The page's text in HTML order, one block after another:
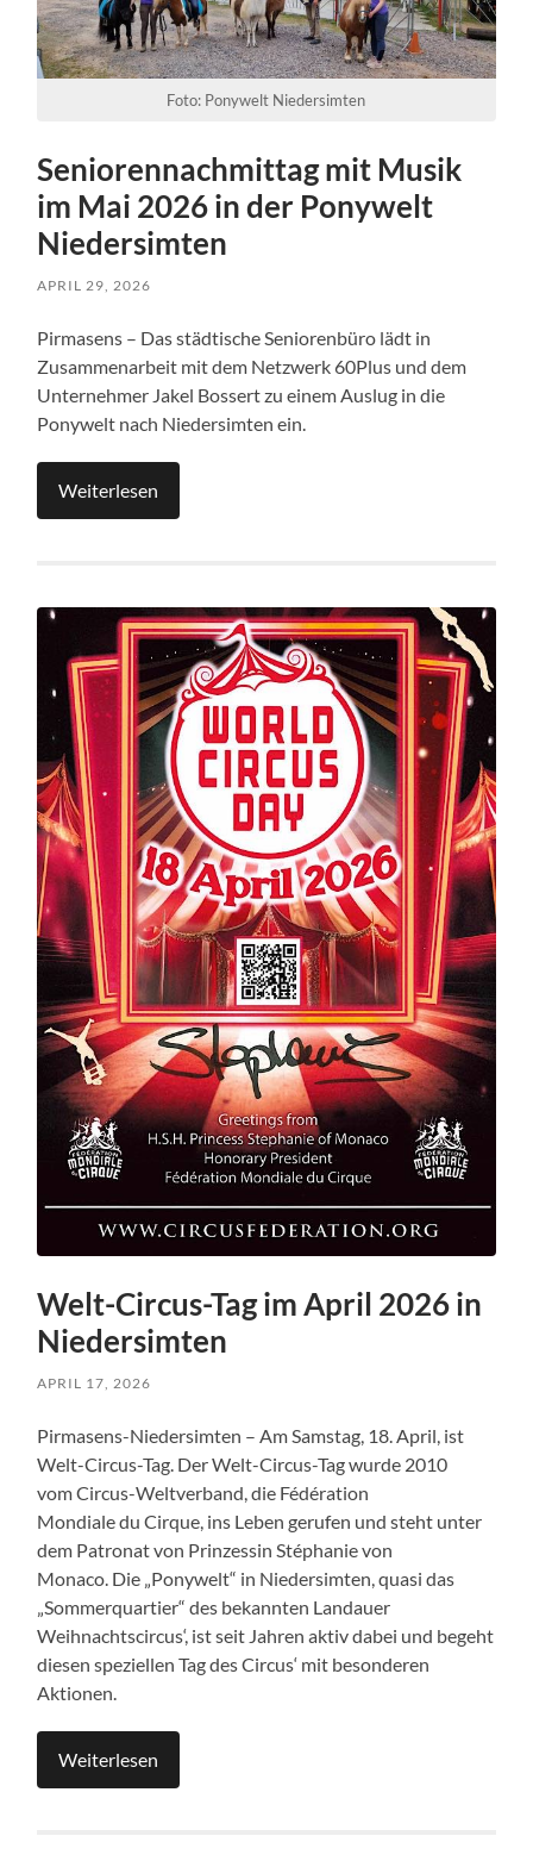
Foto: Ponywelt Niedersimten
Seniorennachmittag mit Musik
im Mai 2026 in der Ponywelt
Niedersimten
APRIL 29, 2026
Pirmasens – Das städtische Seniorenbüro lädt in
Zusammenarbeit mit dem Netzwerk 60Plus und dem
Unternehmer Jakel Bossert zu einem Auslug in die
Ponywelt nach Niedersimten ein.
Weiterlesen
Welt-Circus-Tag im April 2026 in
Niedersimten
APRIL 17, 2026
Pirmasens-Niedersimten – Am Samstag, 18. April, ist
Welt-Circus-Tag. Der Welt-Circus-Tag wurde 2010
vom Circus-Weltverband, die Fédération
Mondiale du Cirque, ins Leben gerufen und steht unter
dem Patronat von Prinzessin Stéphanie von
Monaco. Die „Ponywelt“ in Niedersimten, quasi das
„Sommerquartier“ des bekannten Landauer
Weihnachtscircus‘, ist seit Jahren aktiv dabei und begeht
diesen speziellen Tag des Circus‘ mit besonderen
Aktionen.
Weiterlesen